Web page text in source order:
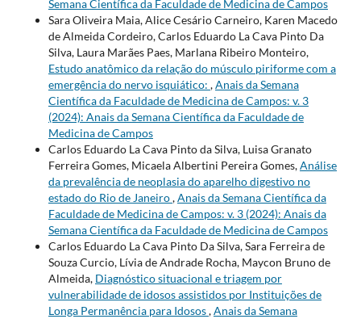
Semana Científica da Faculdade de Medicina de Campos
Sara Oliveira Maia, Alice Cesário Carneiro, Karen Macedo
de Almeida Cordeiro, Carlos Eduardo La Cava Pinto Da
Silva, Laura Marães Paes, Marlana Ribeiro Monteiro,
Estudo anatômico da relação do músculo piriforme com a
emergência do nervo isquiático: ,Anais da Semana
Científica da Faculdade de Medicina de Campos: v. 3
(2024): Anais da Semana Científica da Faculdade de
Medicina de Campos
Carlos Eduardo La Cava Pinto da Silva, Luisa Granato
Ferreira Gomes, Micaela Albertini Pereira Gomes,Análise
da prevalência de neoplasia do aparelho digestivo no
estado do Rio de Janeiro,Anais da Semana Científica da
Faculdade de Medicina de Campos: v. 3 (2024): Anais da
Semana Científica da Faculdade de Medicina de Campos
Carlos Eduardo La Cava Pinto Da Silva, Sara Ferreira de
Souza Curcio, Lívia de Andrade Rocha, Maycon Bruno de
Almeida, Diagnóstico situacional e triagem por
vulnerabilidade de idosos assistidos por Instituições de
Longa Permanência para Idosos,Anais da Semana